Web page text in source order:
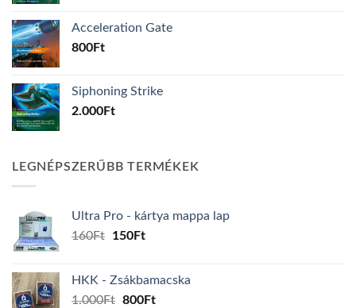
Acceleration Gate
800Ft
Siphoning Strike
2.000Ft
LEGNÉPSZERŰBB TERMÉKEK
Ultra Pro - kártya mappa lap
160Ft
Original
160Ft.
150FtCurrent
150Ft.
HKK - Zsákbamacska
1.000Ft Original
800FtCurrent